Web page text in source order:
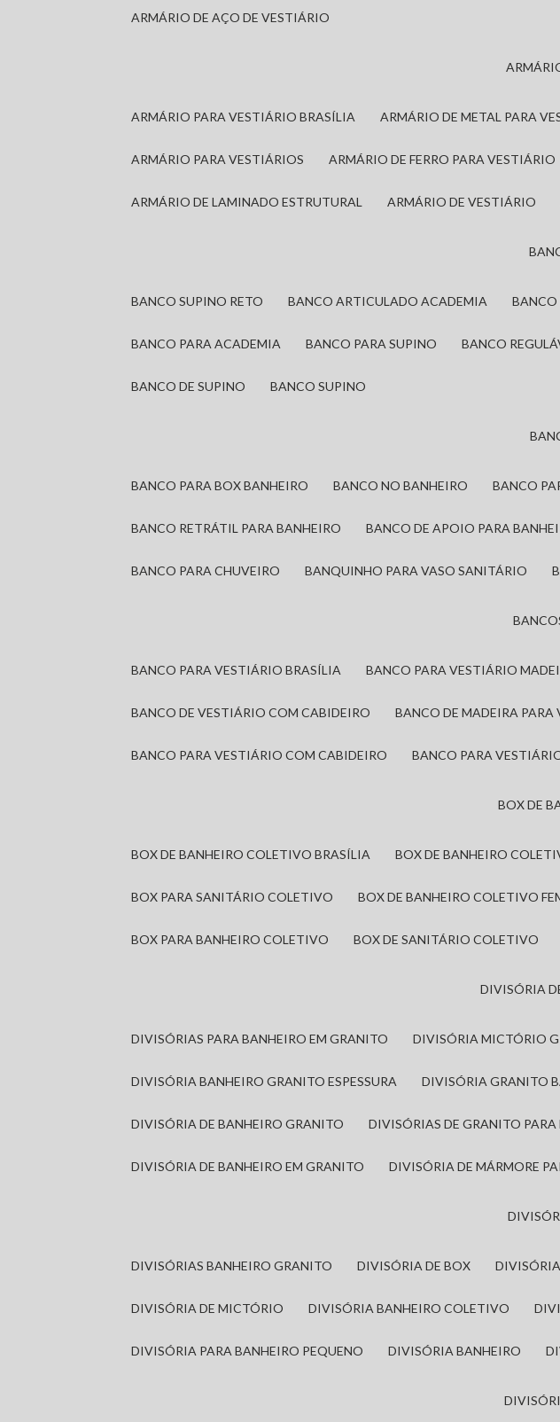
ARMÁRIO DE AÇO DE VESTIÁRIO
ARMÁRIO PARA VESTIÁRIO BRASÍLIA ARMÁRIO DE METAL PARA
ARMÁRIO PARA VESTIÁRIOS ARMÁRIO DE FERRO PARA VESTIÁRIO
ARMÁRIO DE LAMINADO ESTRUTURAL ARMÁRIO DE VESTIÁRIO
BANCO SUPINO RETO BANCO ARTICULADO ACADEMIA
BANCO PARA ACADEMIA BANCO PARA SUPINO BANCO
BANCO DE SUPINO BANCO SUPINO
BANCO PARA BOX BANHEIRO BANCO NO BANHEIRO BANCO
BANCO RETRÁTIL PARA BANHEIRO BANCO DE APOIO PARA
BANCO PARA CHUVEIRO BANQUINHO PARA VASO SANITÁRIO
BANCO PARA VESTIÁRIO BRASÍLIA BANCO PARA VESTIÁRIO
BANCO DE VESTIÁRIO COM CABIDEIRO BANCO DE MADEIRA
BANCO PARA VESTIÁRIO COM CABIDEIRO BANCO PARA
BOX DE
BOX DE BANHEIRO COLETIVO BRASÍLIA BOX DE BANHEIRO
BOX PARA SANITÁRIO COLETIVO BOX DE BANHEIRO COLETIVO
BOX PARA BANHEIRO COLETIVO BOX DE SANITÁRIO COLETIVO
DIVISÓRIA
DIVISÓRIAS PARA BANHEIRO EM GRANITO DIVISÓRIA MICTÓRIO
DIVISÓRIA BANHEIRO GRANITO ESPESSURA DIVISÓRIA GRANITO
DIVISÓRIA DE BANHEIRO GRANITO DIVISÓRIAS DE GRANITO
DIVISÓRIA DE BANHEIRO EM GRANITO DIVISÓRIA DE MÁRMORE
DIVISÓRIAS BANHEIRO GRANITO DIVISÓRIA DE BOX
DIVISÓRIA DE MICTÓRIO DIVISÓRIA BANHEIRO COLETIVO
DIVISÓRIA PARA BANHEIRO PEQUENO DIVISÓRIA BANHEIRO